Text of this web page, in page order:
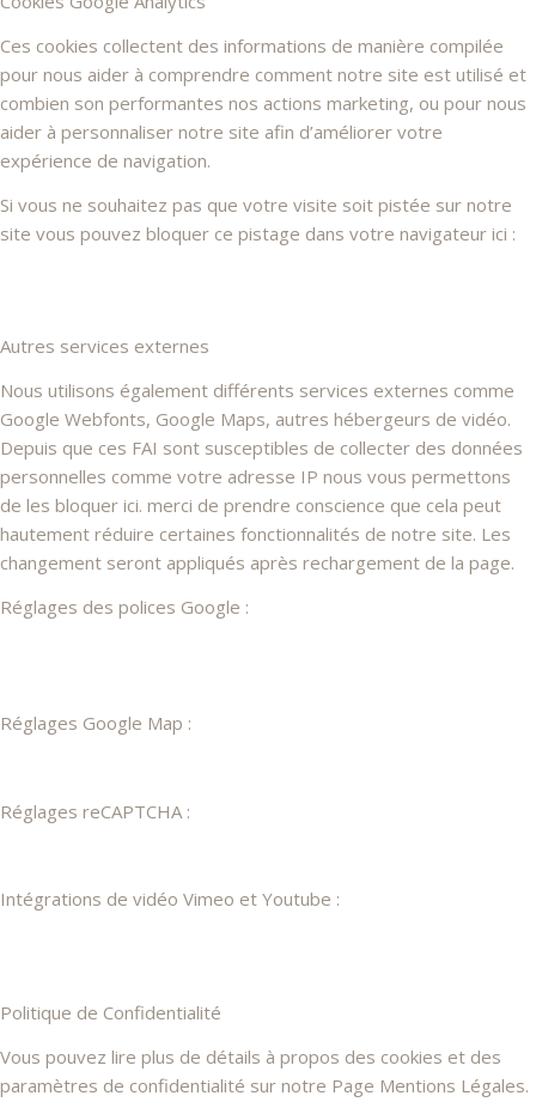
Ces cookies collectent des informations de manière compilée
pour nous aider à comprendre comment notre site est utilisé et
combien son performantes nos actions marketing, ou pour nous
aider à personnaliser notre site afin d’améliorer votre
expérience de navigation.
Si vous ne souhaitez pas que votre visite soit pistée sur notre
site vous pouvez bloquer ce pistage dans votre navigateur ici :
Autres services externes
Nous utilisons également différents services externes comme
Google Webfonts, Google Maps, autres hébergeurs de vidéo.
Depuis que ces FAI sont susceptibles de collecter des données
personnelles comme votre adresse IP nous vous permettons
de les bloquer ici. merci de prendre conscience que cela peut
hautement réduire certaines fonctionnalités de notre site. Les
changement seront appliqués après rechargement de la page.
Réglages des polices Google :
Réglages Google Map :
Réglages reCAPTCHA :
Intégrations de vidéo Vimeo et Youtube :
Politique de Confidentialité
Vous pouvez lire plus de détails à propos des cookies et des
paramètres de confidentialité sur notre Page Mentions Légales.